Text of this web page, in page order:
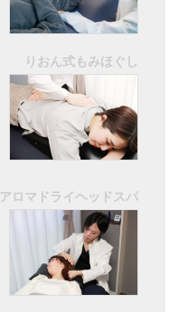
りおん式もみほぐし
アロマドライヘッドスパ